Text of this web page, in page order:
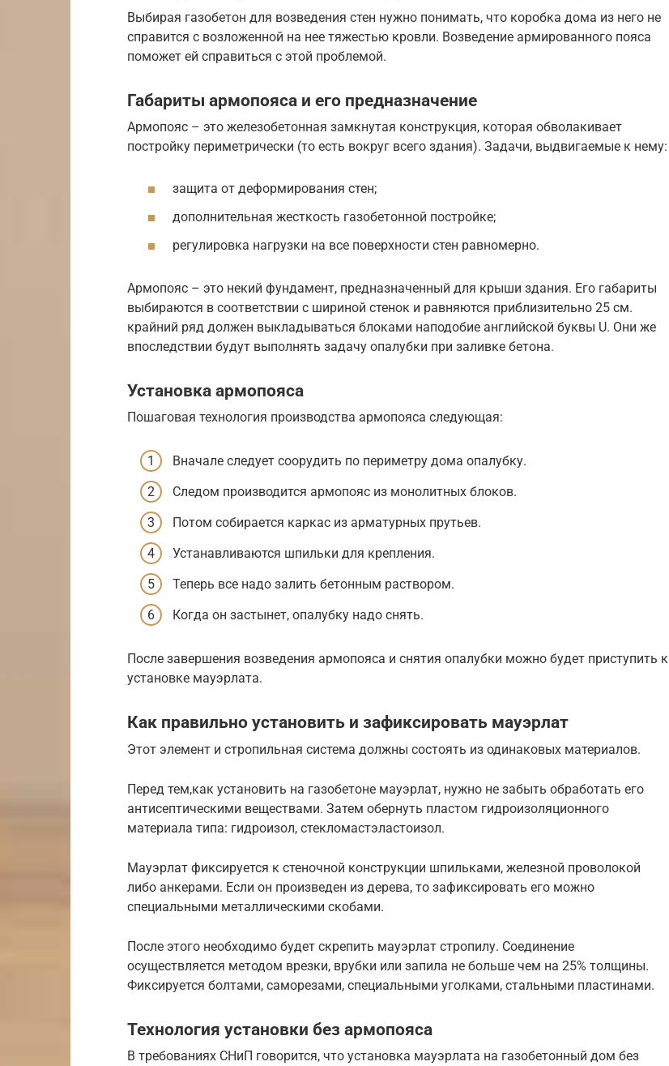
Выбирая газобетон для возведения стен нужно понимать, что коробка дома из него не
справится с возложенной на нее тяжестью кровли. Возведение армированного пояса
поможет ей справиться с этой проблемой.
Габариты армопояса и его предназначение
Армопояс – это железобетонная замкнутая конструкция, которая обволакивает
постройку периметрически (то есть вокруг всего здания). Задачи, выдвигаемые к нему:
защита от деформирования стен;
дополнительная жесткость газобетонной постройке;
регулировка нагрузки на все поверхности стен равномерно.
Армопояс – это некий фундамент, предназначенный для крыши здания. Его габариты
выбираются в соответствии с шириной стенок и равняются приблизительно 25 см.
крайний ряд должен выкладываться блоками наподобие английской буквы U. Они же
впоследствии будут выполнять задачу опалубки при заливке бетона.
Установка армопояса
Пошаговая технология производства армопояса следующая:
Вначале следует соорудить по периметру дома опалубку.
Следом производится армопояс из монолитных блоков.
Потом собирается каркас из арматурных прутьев.
Устанавливаются шпильки для крепления.
Теперь все надо залить бетонным раствором.
Когда он застынет, опалубку надо снять.
После завершения возведения армопояса и снятия опалубки можно будет приступить к
установке мауэрлата.
Как правильно установить и зафиксировать мауэрлат
Этот элемент и стропильная система должны состоять из одинаковых материалов.
Перед тем,как установить на газобетоне мауэрлат, нужно не забыть обработать его
антисептическими веществами. Затем обернуть пластом гидроизоляционного
материала типа: гидроизол, стекломастэластоизол.
Мауэрлат фиксируется к стеночной конструкции шпильками, железной проволокой
либо анкерами. Если он произведен из дерева, то зафиксировать его можно
специальными металлическими скобами.
После этого необходимо будет скрепить мауэрлат стропилу. Соединение
осуществляется методом врезки, врубки или запила не больше чем на 25% толщины.
Фиксируется болтами, саморезами, специальными уголками, стальными пластинами.
Технология установки без армопояса
В требованиях СНиП говорится, что установка мауэрлата на газобетонный дом без